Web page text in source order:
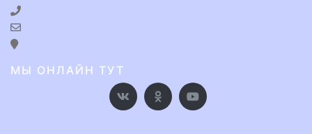
МЫ ОНЛАЙН ТУТ